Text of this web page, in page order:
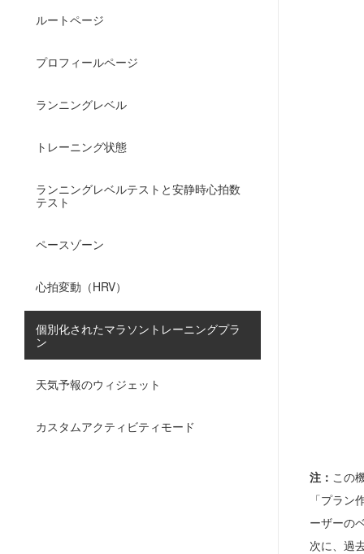
ルートページ
プロフィールページ
ランニングレベル
トレーニング状態
ランニングレベルテストと安静時心拍数
テスト
ペースゾーン
心拍変動（HRV）
個別化されたマラソントレーニングプラ
ン
天気予報のウィジェット
カスタムアクティビティモード
注： この
「プラ
ーザーの
次に、過